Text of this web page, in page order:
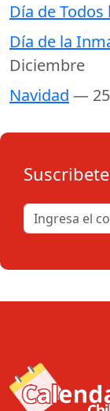
Día de Todos
Día de la
Diciembre
Navidad —